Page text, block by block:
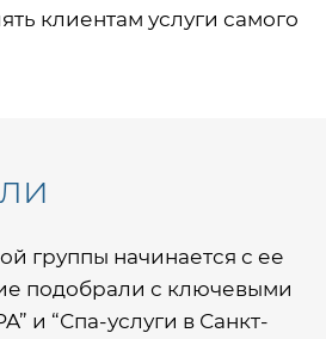
клиентам услуги самого
группы начинается с ее
подобрали с ключевыми
и “Спа-услуги в Санкт-